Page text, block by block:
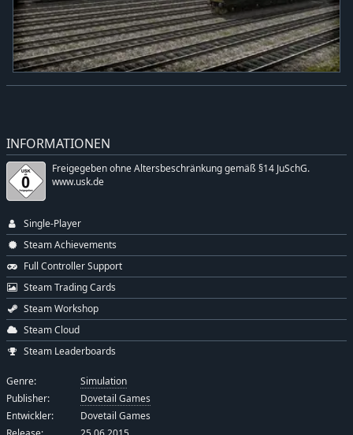
INFORMATIONEN
Freigegeben ohne Altersbeschränkung gemäß §14 JuSchG.
www.usk.de
Single-Player
Steam Achievements
Full Controller Support
Steam Trading Cards
Steam Workshop
Steam Cloud
Steam Leaderboards
Genre:
Simulation
Publisher:
Dovetail Games
Entwickler:
Dovetail Games